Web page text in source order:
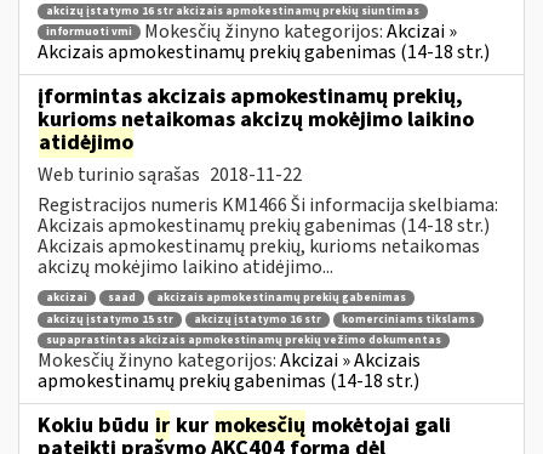
akcizų įstatymo 16 str akcizais apmokestinamų prekių siuntimas
informuoti vmi
Mokesčių žinyno kategorijos:Akcizai »
Akcizais apmokestinamų prekių gabenimas (14-18 str.)
įformintas akcizais apmokestinamų prekių,
kurioms netaikomas akcizų mokėjimo laikino
atidėjimo
Web turinio sąrašas 2018-11-22
Registracijos numeris KM1466 Ši informacija skelbiama:
Akcizais apmokestinamų prekių gabenimas (14-18 str.)
Akcizais apmokestinamų prekių, kurioms netaikomas
akcizų mokėjimo laikino atidėjimo...
akcizai saad
akcizais apmokestinamų prekių gabenimas
akcizų įstatymo 15 str
akcizų įstatymo 16 str
komerciniams tikslams
supaprastintas akcizais apmokestinamų prekių vežimo dokumentas
Mokesčių žinyno kategorijos:Akcizai » Akcizais
apmokestinamų prekių gabenimas (14-18 str.)
Kokiu būdu ir kur mokesčių mokėtojai gali
pateikti prašymo AKC404 formą dėl